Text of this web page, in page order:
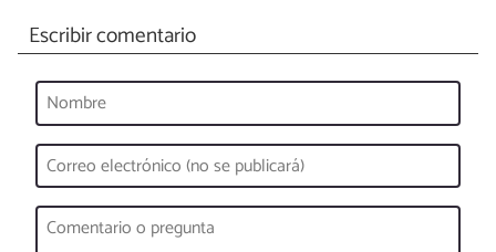
Escribir comentario